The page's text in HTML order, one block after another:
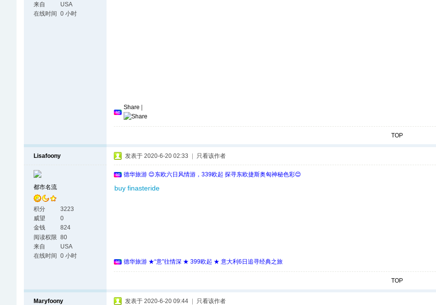
来自
USA
在线时间
0 小时
Share
TOP
Lisafoony
都市名流
积分
3223
威望
0
金钱
824
阅读权限 80
来自
USA
在线时间
0 小时
发表于 2020-6-20 02:33 只看该作者
德华旅游 😊东欧六日风情游，339欧起 探寻东欧捷斯奥匈神秘色彩😊
buy finasteride
德华旅游 ★“意”往情深 ★ 399欧起 ★ 意大利6日追寻经典之旅
TOP
Maryfoony 发表于 2020-6-20 09:44 只看该作者